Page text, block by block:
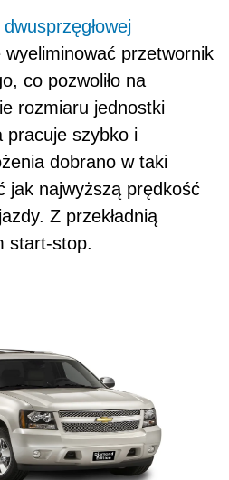
dwusprzęgłowej
wyeliminować przetwornik
co pozwoliło na
rozmiaru jednostki
pracuje szybko i
dobrano w taki
jak najwyższą prędkość
Z przekładnią
start-stop.